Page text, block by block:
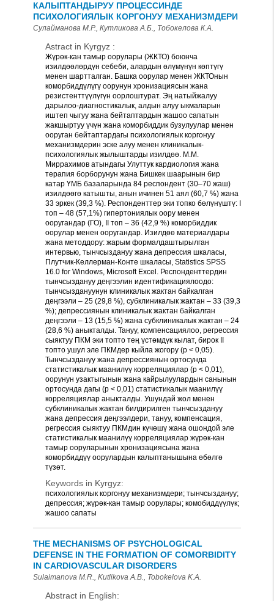
КАЛЫПТАНДЫРУУ ПРОЦЕССИНДЕ
ПСИХОЛОГИЯЛЫК КОРГОНУУ МЕХАНИЗМДЕРИ
Сулайманова М.Р., Кутликова А.Б., Тобокелова К.А.
Astract in Kyrgyz :
Жүрөк-кан тамыр оорулары (ЖКТО) боюнча
изилдөөлөрдүн себеби, алардын өлүмүнүн көптүгү
менен шартталган. Башка оорулар менен ЖКТОнын
коморбиддүлүгү оорунун хронизациясын жана
резистенттүүлүгүн оорлоштурат. Эң натыйжалуу
дарылоо-диагностикалык, алдын алуу ыкмаларын
иштеп чыгуу жана бейтаптардын жашоо сапатын
жакшыртуу үчүн жана коморбиддик бузулуулар менен
ооруган бейтаптардагы психологиялык коргонуу
механизмдерин эске алуу менен клиникалык-
психологиялык жылыштарды изилдөө. М.М.
Миррахимов атындагы Улуттук кардиология жана
терапия борборунун жана Бишкек шаарынын бир
катар ҮМБ базаларында 84 респондент (30–70 жаш)
изилдөөгө катышты, анын ичинен 51 аял (60,7 %) жана
33 эркек (39,3 %). Респонденттер эки топко бөлүнүштү: I
топ – 48 (57,1%) гипертониялык оору менен
ооругандар (ГО), II топ – 36 (42,9 %) коморбиддик
оорулар менен ооругандар. Изилдөө материалдары
жана методдору: жарым формалдаштырылган
интервью, тынчсыздануу жана депрессия шкаласы,
Плутчик-Келлерман-Конте шкаласы, Statistics SPSS
16.0 for Windows, Microsoft Excel. Респонденттердин
тынчсыздануу деңгээлин идентификациялоодо:
тынчсыздануунун клиникалык жактан байкалган
деңгээли – 25 (29,8 %), субклиникалык жактан – 33 (39,3
%); депрессиянын клиникалык жактан байкалган
деңгээли – 13 (15,5 %) жана субклиникалык жактан – 24
(28,6 %) аныкталды. Тануу, компенсациялоо, регрессия
сыяктуу ПКМ эки топто тең үстөмдүк кылат, бирок II
топто ушул эле ПКМдер кыйла жогору (р < 0,05).
Тынчсыздануу жана депрессиянын ортосунда
статистикалык маанилүү корреляциялар (р < 0,01),
оорунун узактыгынын жана кайрылуулардын санынын
ортосунда дагы (р < 0,01) статистикалык маанилүү
корреляциялар аныкталды. Ушундай жол менен
субклиникалык жактан билдирилген тынчсыздануу
жана депрессия деңгээлдери, тануу, компенсация,
регрессия сыяктуу ПКМдин күчөшү жана ошондой эле
статистикалык маанилүү корреляциялар жүрөк-кан
тамыр ооруларынын хронизациясына жана
коморбиддүү оорулардын калыптанышына өбөлгө
түзөт.
Keywords in Kyrgyz:
психологиялык коргонуу механизмдери; тынчсыздануу;
депрессия; жүрөк-кан тамыр оорулары; комобиддүүлүк;
жашоо сапаты
THE MECHANISMS OF PSYCHOLOGICAL
DEFENSE IN THE FORMATION OF COMORBIDITY
IN CARDIOVASCULAR DISORDERS
Sulaimanova M.R., Kutlikova A.B., Tobokelova K.A.
Abstract in English: